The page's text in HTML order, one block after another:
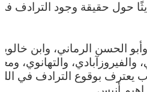
حول حقيقة وجود الترادف
الحسن الرماني، وابن
والتهانوي،
يعترف بوقوع الترادف في